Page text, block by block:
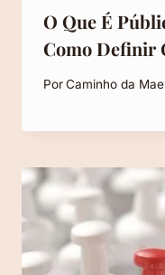
O Que É
Como Definir
PorCaminho da